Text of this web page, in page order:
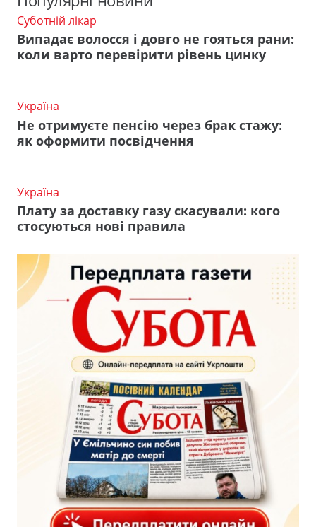
Суботній лікар
Випадає волосся і довго не гояться рани:
коли варто перевірити рівень цинку
Україна
Не отримуєте пенсію через брак стажу:
як оформити посвідчення
Україна
Плату за доставку газу скасували: кого
стосуються нові правила